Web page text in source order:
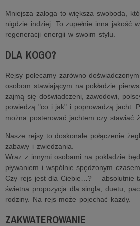
Mniejsza załoga to większa swoboda,
nigdzie indziej. To zupełnie inna jakość
regeneracji energii w swoim stylu.
DLA KOGO?
Rejsy polecamy zarówno
osobom stawiającym na pokładzie
zajmą się doświadczeni, zawodowi,
powiedzą "co i jak" i poprowadzą jacht.
można posterować jachtem czy stawiać
Nasze rejsy to doskonałe połączenie
zabawy i zwiedzania.
Wraz z innymi osobami na pokładzie
pływaniem i wspólnie spędzonym czasem.
Czy rejs jest dla Ciebie…? – absolutnie
świetna propozycja dla singla, duetu,
rodziny. Na rejs może pojechać każdy.
ZAKWATEROWANIE